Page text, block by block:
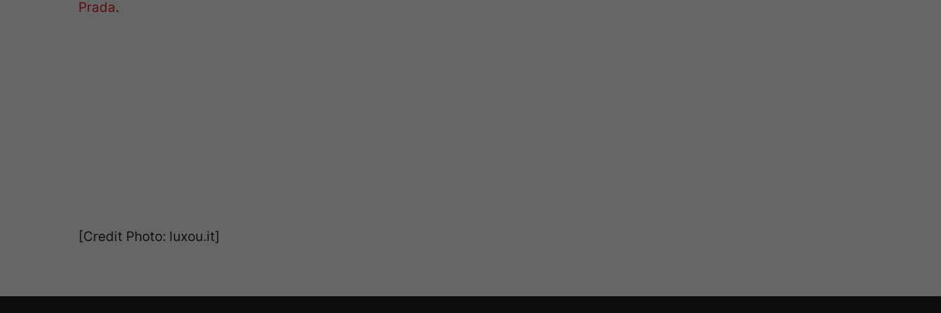
Prada.
[Credit Photo: luxou.it]